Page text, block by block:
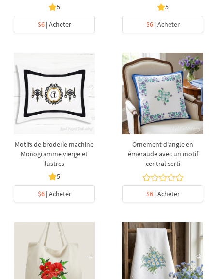
5
$6| Acheter
5
$6| Acheter
Motifs de broderie machine
Monogramme vierge et
lustres
5
$6| Acheter
Ornement d'angle en
émeraude avec un motif
central serti
$6| Acheter